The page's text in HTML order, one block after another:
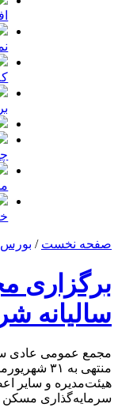
صفحه نخست /
برگزاری
سالیانه
مجمع عمومی عادی
هیئت‌مدیره و سایر
سرمایه‌گذاری مسکن